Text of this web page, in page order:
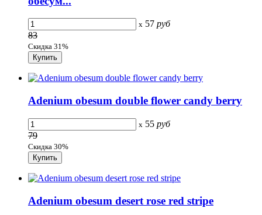
x 57 руб
83
Скидка 31%
Adenium obesum double flower candy berry
x 55 руб
79
Скидка 30%
Adenium obesum desert rose red stripe